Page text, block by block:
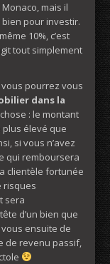
mais il
pour investir.
10%, c’est
tout simplement
pourrez vous
dans la
: le montant
élevé que
si vous n’avez
qui remboursera
clientèle fortunée
risques
sera
d’un bien que
ensuite de
de revenu passif,